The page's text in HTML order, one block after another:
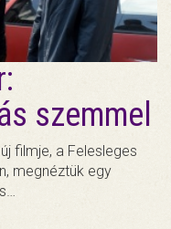
szemmel
filmje, a Felesleges
megnéztük egy